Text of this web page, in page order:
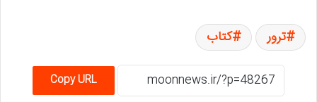
ترور کتاب
Copy URL